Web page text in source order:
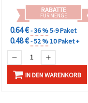
RABATTE
FÜR MENGE
0.64 €- 36 %5-9 Paket
0.48 €- 52 %10 Paket +
IN DEN WARENKORB